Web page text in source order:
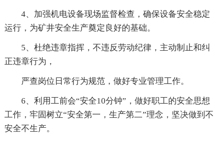
4、加强机电设备现场监督检查，确保设备安全稳定
运行，为矿井安全生产奠定良好的基础。
5、杜绝违章指挥，不违反劳动纪律，主动制止和纠
正违章行为，
严查岗位日常行为规范，做好专业管理工作。
6、利用工前会“安全10分钟”，做好职工的安全思想
工作，牢固树立“安全第一，生产第二”理念，坚决做到不
安全不生产。